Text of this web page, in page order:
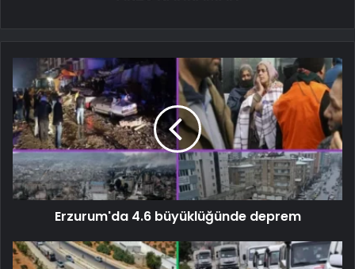
Erzurum'da 4.6 büyüklüğünde deprem